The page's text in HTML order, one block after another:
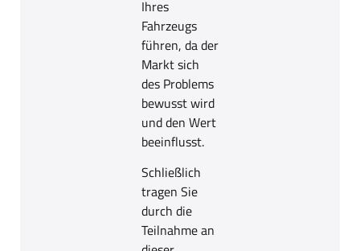
Ihres
Fahrzeugs
führen, da der
Markt sich
des Problems
bewusst wird
und den Wert
beeinflusst.
Schließlich
tragen Sie
durch die
Teilnahme an